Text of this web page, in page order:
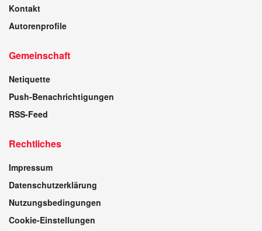
Kontakt
Autorenprofile
Gemeinschaft
Netiquette
Push-Benachrichtigungen
RSS-Feed
Rechtliches
Impressum
Datenschutzerklärung
Nutzungsbedingungen
Cookie-Einstellungen